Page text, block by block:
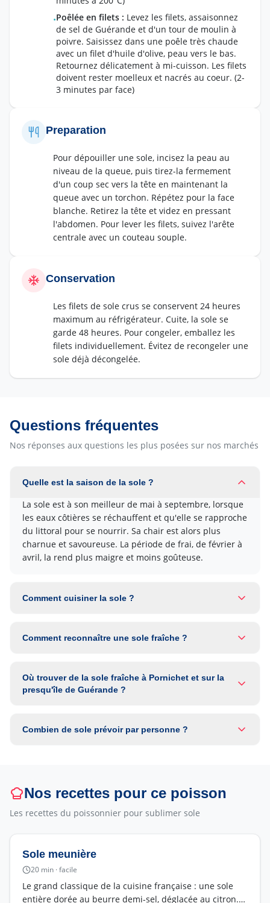
•Poêlée en filets : Levez les filets, assaisonnez
de sel de Guérande et d'un tour de moulin à
poivre. Saisissez dans une poêle très chaude
avec un filet d'huile d'olive, peau vers le bas.
Retournez délicatement à mi-cuisson. Les filets
doivent rester moelleux et nacrés au coeur. (2-
3 minutes par face)
Preparation
Pour dépouiller une sole, incisez la peau au
niveau de la queue, puis tirez-la fermement
d'un coup sec vers la tête en maintenant la
queue avec un torchon. Répétez pour la face
blanche. Retirez la tête et videz en pressant
l'abdomen. Pour lever les filets, suivez l'arête
centrale avec un couteau souple.
Conservation
Les filets de sole crus se conservent 24 heures
maximum au réfrigérateur. Cuite, la sole se
garde 48 heures. Pour congeler, emballez les
filets individuellement. Évitez de recongeler une
sole déjà décongelée.
Questions fréquentes
Nos réponses aux questions les plus posées sur nos marchés
Quelle est la saison de la sole ?
La sole est à son meilleur de mai à septembre, lorsque
les eaux côtières se réchauffent et qu'elle se rapproche
du littoral pour se nourrir. Sa chair est alors plus
charnue et savoureuse. La période de frai, de février à
avril, la rend plus maigre et moins goûteuse.
Comment cuisiner la sole ?
Comment reconnaître une sole fraîche ?
Où trouver de la sole fraîche à Pornichet et sur la
presqu'île de Guérande ?
Combien de sole prévoir par personne ?
Nos recettes pour ce poisson
Les recettes du poissonnier pour sublimer sole
Sole meunière
20 min ·facile
Le grand classique de la cuisine française : une sole
entière dorée au beurre demi-sel, déglacée au citron.